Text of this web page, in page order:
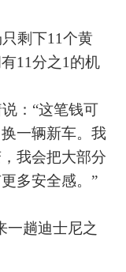
剩下11个黄
11分之1的机
：“这笔钱可
一辆新车。我
我会把大部分
多安全感。”
一趟迪士尼之